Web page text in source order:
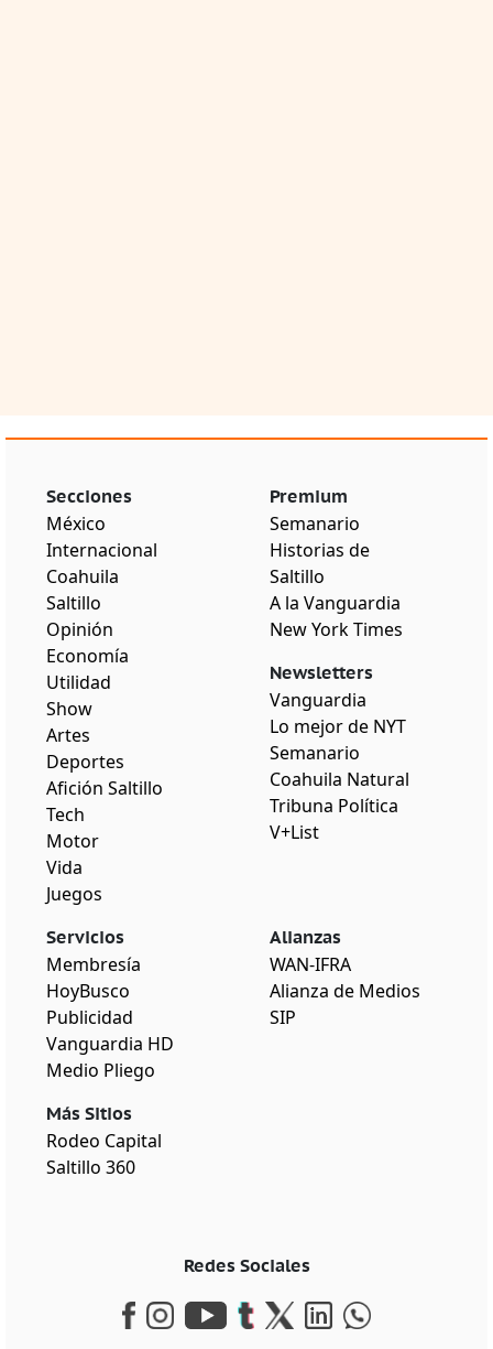
Secciones
México
Internacional
Coahuila
Saltillo
Opinión
Economía
Utilidad
Show
Artes
Deportes
Afición Saltillo
Tech
Motor
Vida
Juegos
Premium
Semanario
Historias de
Saltillo
A la Vanguardia
New York Times
Newsletters
Vanguardia
Lo mejor de NYT
Semanario
Coahuila Natural
Tribuna Política
V+List
Servicios
Membresía
HoyBusco
Publicidad
Vanguardia HD
Medio Pliego
Más Sitios
Rodeo Capital
Saltillo 360
Alianzas
WAN-IFRA
Alianza de Medios
SIP
Redes Sociales